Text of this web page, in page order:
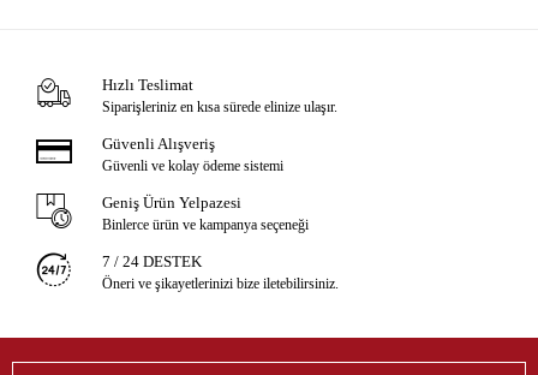
Hızlı Teslimat
Siparişleriniz en kısa sürede elinize ulaşır.
Güvenli Alışveriş
Güvenli ve kolay ödeme sistemi
Geniş Ürün Yelpazesi
Binlerce ürün ve kampanya seçeneği
7 / 24 DESTEK
Öneri ve şikayetlerinizi bize iletebilirsiniz.